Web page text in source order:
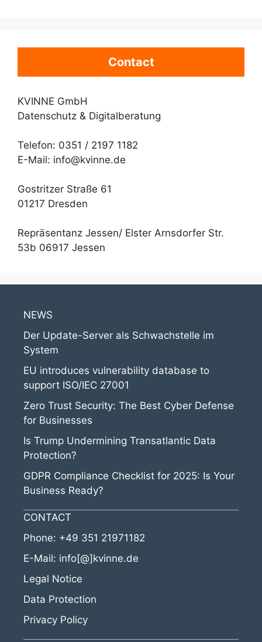
Contact
KVINNE GmbH
Datenschutz & Digitalberatung
Telefon: 0351 / 2197 1182
E-Mail: info@kvinne.de
Gostritzer Straße 61
01217 Dresden
Repräsentanz Jessen/ Elster Arnsdorfer Str.
53b 06917 Jessen
NEWS
Der Update-Server als Schwachstelle im
System
EU introduces vulnerability database to
support ISO/IEC 27001
Zero Trust Security: The Best Cyber Defense
for Businesses
Is Trump Undermining Transatlantic Data
Protection?
GDPR Compliance Checklist for 2025: Is Your
Business Ready?
CONTACT
Phone: +49 351 21971182
E-Mail: info[@]kvinne.de
Legal Notice
Data Protection
Privacy Policy